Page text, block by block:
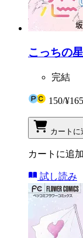
こっちの
完結
150/¥165
カートに
カートに追
試し読み